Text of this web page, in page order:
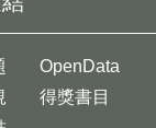
OpenData
得獎書目